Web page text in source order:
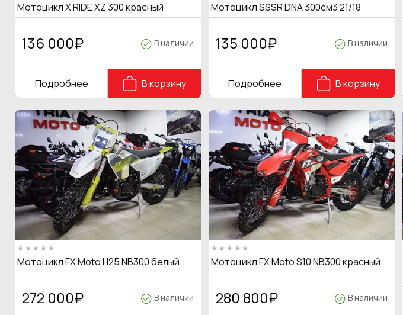
Мотоцикл X RIDE XZ 300 красный
136 000₽ В наличии
Подробнее В корзину
Мотоцикл SSSR DNA 300см3 21/18
135 000₽ В наличии
Подробнее В корзину
Мотоцикл FX Moto H25 NB300 белый
272 000₽ В наличии
Мотоцикл FX Moto S10 NB300 красный
280 800₽ В наличии